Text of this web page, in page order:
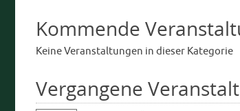
Kommende
Keine Veranstaltungen in dieser Kategorie
Vergangene